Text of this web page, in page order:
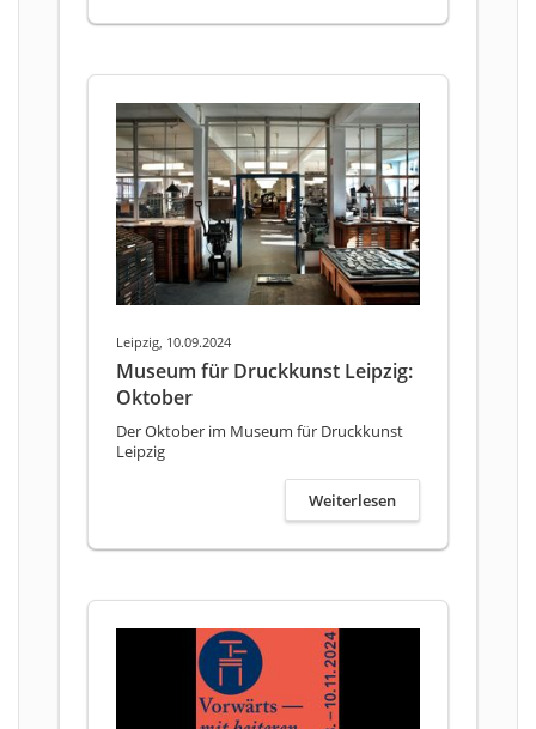
Leipzig, 10.09.2024
Museum für Druckkunst Leipzig:
Oktober
Der Oktober im Museum für Druckkunst
Leipzig
Weiterlesen